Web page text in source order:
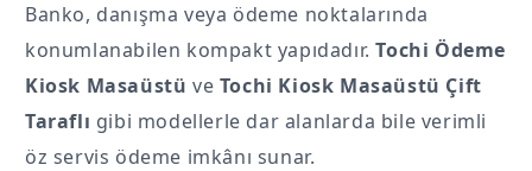
Banko, danışma veya ödeme noktalarında
konumlanabilen kompakt yapıdadır.Tochi Ödeme
Kiosk Masaüstü ve Tochi Kiosk Masaüstü Çift
Taraflı gibi modellerle dar alanlarda bile verimli
öz servis ödeme imkânı sunar.